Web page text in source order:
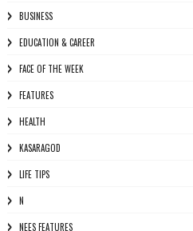
BUSINESS
EDUCATION & CAREER
FACE OF THE WEEK
FEATURES
HEALTH
KASARAGOD
LIFE TIPS
N
NEES FEATURES